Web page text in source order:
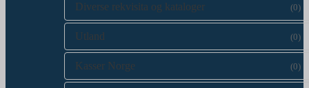
Diverse rekvisita og kataloger (0)
Utland (0)
Kasser Norge (0)